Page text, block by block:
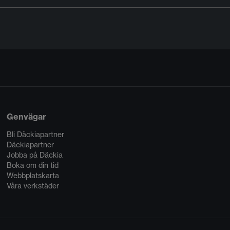
Genvägar
Bli Däckiapartner
Däckiapartner
Jobba på Däckia
Boka om din tid
Webbplatskarta
Våra verkstäder